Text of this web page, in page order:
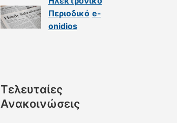
Περιοδικό e-
onidios
Τελευταίες
Ανακοινώσεις